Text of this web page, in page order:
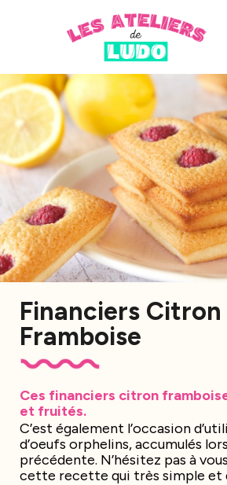
Financiers Citron
Framboise
Ces financiers citron
et fruités.
C’est également l’occasion
d’oeufs orphelins, accumulés
précédente. N’hésitez pas à
cette recette qui très simple et